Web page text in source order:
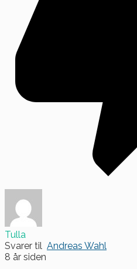
Tulla
Svarer til Andreas Wahl
8 år siden